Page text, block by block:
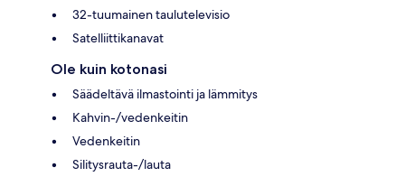
32-tuumainen taulutelevisio
Satelliittikanavat
Ole kuin kotonasi
Säädeltävä ilmastointi ja lämmitys
Kahvin-/vedenkeitin
Vedenkeitin
Silitysrauta-/lauta